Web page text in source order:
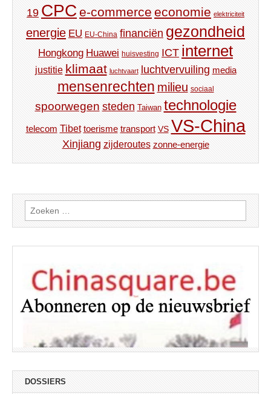
19 CPC e-commerce economie elektriciteit
energie EU EU-China financiën gezondheid
Hongkong Huawei huisvesting ICT internet
justitie klimaat luchtvaart luchtvervuiling media
mensenrechten milieu sociaal
spoorwegen steden Taiwan technologie
telecom Tibet toerisme transport VS VS-China
Xinjiang zijderoutes zonne-energie
Zoeken
naar:
DOSSIERS